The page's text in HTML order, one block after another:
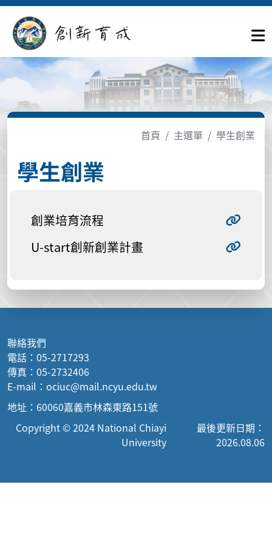
首頁 主選單 學生創業
學生創業
創業培育流程
U-start創新創業計畫
聯絡我們
電話：05-2717293
傳真：05-2732406
E-mail：ociuc@mail.ncyu.edu.tw
地址：60060嘉義市林森東路151號
Copyright © 2024 National Chiayi
University
最後更新日期：
2026.08.06